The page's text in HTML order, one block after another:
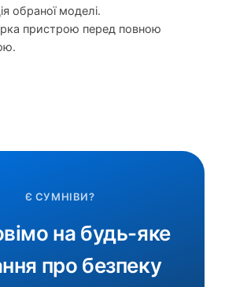
обраної моделі.
пристрою перед повною
Є СУМНІВИ?
на будь-яке
про безпеку